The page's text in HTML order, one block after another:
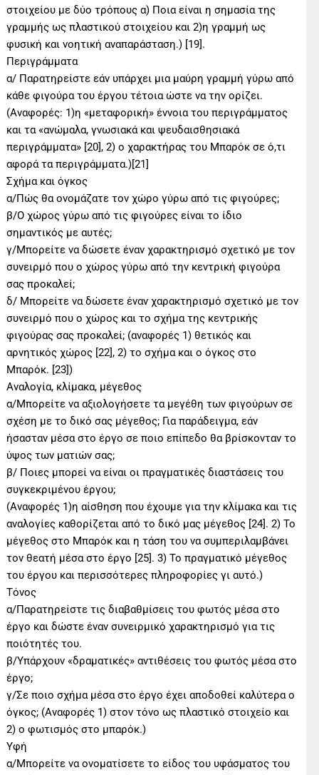
στοιχείου με δύο τρόπους α) Ποια είναι η σημασία της
γραμμής ως πλαστικού στοιχείου και 2)η γραμμή ως
φυσική και νοητική αναπαράσταση.) [19].
Περιγράμματα
α/ Παρατηρείστε εάν υπάρχει μια μαύρη γραμμή γύρω από
κάθε φιγούρα του έργου τέτοια ώστε να την ορίζει.
(Αναφορές: 1)η «μεταφορική» έννοια του περιγράμματος
και τα «ανώμαλα, γνωσιακά και ψευδαισθησιακά
περιγράμματα» [20], 2) ο χαρακτήρας του Μπαρόκ σε ό,τι
αφορά τα περιγράμματα.)[21]
Σχήμα και όγκος
α/Πώς θα ονομάζατε τον χώρο γύρω από τις φιγούρες;
β/Ο χώρος γύρω από τις φιγούρες είναι το ίδιο
σημαντικός με αυτές;
γ/Μπορείτε να δώσετε έναν χαρακτηρισμό σχετικό με τον
συνειρμό που ο χώρος γύρω από την κεντρική φιγούρα
σας προκαλεί;
δ/ Μπορείτε να δώσετε έναν χαρακτηρισμό σχετικό με τον
συνειρμό που ο χώρος και το σχήμα της κεντρικής
φιγούρας σας προκαλεί; (αναφορές 1) θετικός και
αρνητικός χώρος [22], 2) το σχήμα και ο όγκος στο
Μπαρόκ. [23])
Αναλογία, κλίμακα, μέγεθος
α/Μπορείτε να αξιολογήσετε τα μεγέθη των φιγούρων σε
σχέση με το δικό σας μέγεθος; Για παράδειγμα, εάν
ήσασταν μέσα στο έργο σε ποιο επίπεδο θα βρίσκονταν το
ύψος των ματιών σας;
β/ Ποιες μπορεί να είναι οι πραγματικές διαστάσεις του
συγκεκριμένου έργου;
(Αναφορές 1)η αίσθηση που έχουμε για την κλίμακα και τις
αναλογίες καθορίζεται από το δικό μας μέγεθος [24]. 2) Το
μέγεθος στο Μπαρόκ και η τάση του να συμπεριλαμβάνει
τον θεατή μέσα στο έργο [25]. 3) Το πραγματικό μέγεθος
του έργου και περισσότερες πληροφορίες γι αυτό.)
Τόνος
α/Παρατηρείστε τις διαβαθμίσεις του φωτός μέσα στο
έργο και δώστε έναν συνειρμικό χαρακτηρισμό για τις
ποιότητές του.
β/Υπάρχουν «δραματικές» αντιθέσεις του φωτός μέσα στο
έργο;
γ/Σε ποιο σχήμα μέσα στο έργο έχει αποδοθεί καλύτερα ο
όγκος; (Αναφορές 1) στον τόνο ως πλαστικό στοιχείο και
2) ο φωτισμός στο μπαρόκ.)
Υφή
α/Μπορείτε να ονοματίσετε το είδος του υφάσματος του